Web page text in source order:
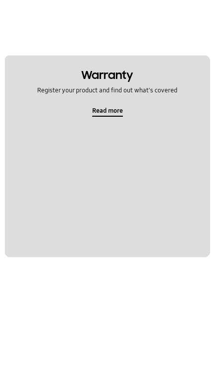
Warranty
Register your product and find out what's covered
Read more